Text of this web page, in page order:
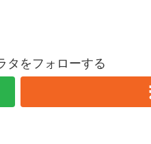
タをフォローする